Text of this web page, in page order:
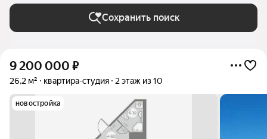
Сохранить поиск
9 200 000 ₽
26,2 м² квартира-студия 2 этаж из 10
новостройка